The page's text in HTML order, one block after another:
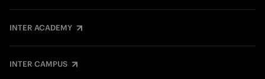
INTER ACADEMY
INTER CAMPUS